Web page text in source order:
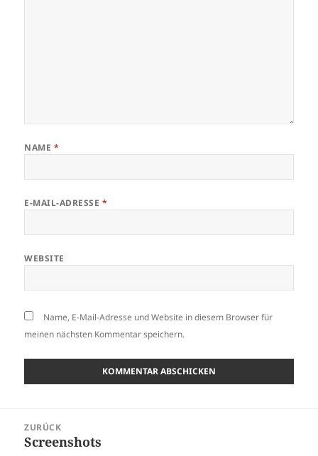
NAME *
E-MAIL-ADRESSE *
WEBSITE
Name, E-Mail-Adresse und Website in diesem Browser für
meinen nächsten Kommentar speichern.
ZURÜCK
Vorheriger
Screenshots